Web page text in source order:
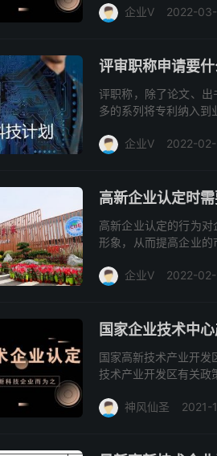
企业V 2022-
评审职称申请要什
评职称，除了论文、
多的系列将专利纳入到
企业V 2022-
高新企业认定时
高新企业认定的行为
形象，从而提高企业的
企业V 2022-
国家企业技术中
国家高新技术产业开发
技术产业开发区有关政
神风仙圣 2021-